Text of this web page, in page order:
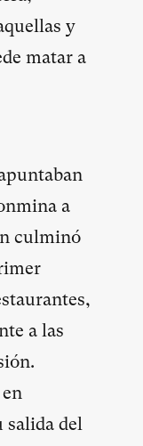
y
matar a
a
culminó
a las
salida del